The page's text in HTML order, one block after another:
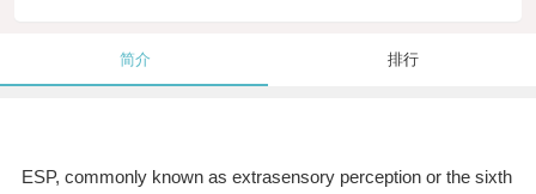
简介 排行
ESP, commonly known as extrasensory perception or the sixth